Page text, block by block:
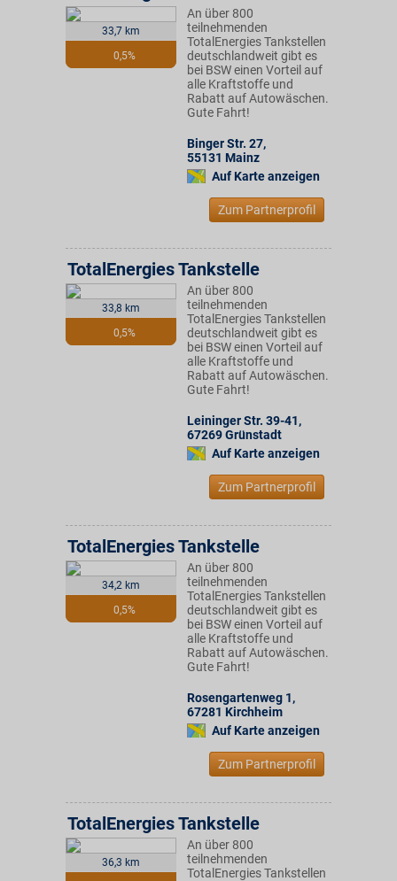
33,7 km
0,5%
An über 800
teilnehmenden
TotalEnergies Tankstellen
deutschlandweit gibt es
bei BSW einen Vorteil auf
alle Kraftstoffe und
Rabatt auf Autowäschen.
Gute Fahrt!
Binger Str. 27,
55131 Mainz
Auf Karte anzeigen
Zum Partnerprofil
33,8 km
0,5%
TotalEnergies Tankstelle
An über 800
teilnehmenden
TotalEnergies Tankstellen
deutschlandweit gibt es
bei BSW einen Vorteil auf
alle Kraftstoffe und
Rabatt auf Autowäschen.
Gute Fahrt!
Leininger Str. 39-41,
67269Grünstadt
Auf Karte anzeigen
Zum Partnerprofil
34,2 km
0,5%
TotalEnergies Tankstelle
An über 800
teilnehmenden
TotalEnergies Tankstellen
deutschlandweit gibt es
bei BSW einen Vorteil auf
alle Kraftstoffe und
Rabatt auf Autowäschen.
Gute Fahrt!
Rosengartenweg 1,
67281 Kirchheim
Auf Karte anzeigen
Zum Partnerprofil
36,3 km
TotalEnergies Tankstelle
An über 800
teilnehmenden
TotalEnergies Tankstellen